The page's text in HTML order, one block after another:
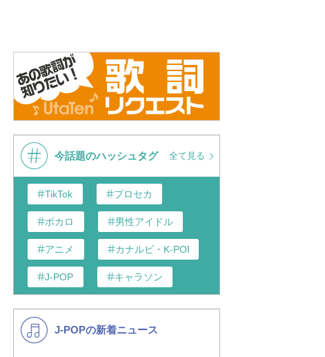
今話題のハッシュタグ 全て見る
TikTok プロセカ
ボカロ 男性アイドル
アニメ カナルビ・K-POP和訳
J-POP キャラソン
K-POP 演歌・歌謡
J-POPの新着ニュース